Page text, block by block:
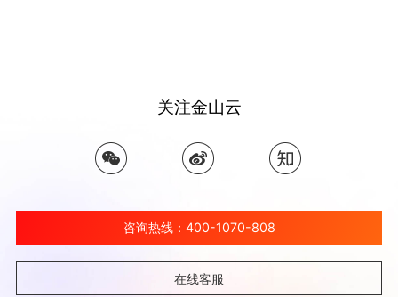
关注金山云
咨询热线：400-1070-808
在线客服